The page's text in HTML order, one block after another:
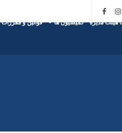
هیئت مدیره کمیسیون ها قوانین و مقررات